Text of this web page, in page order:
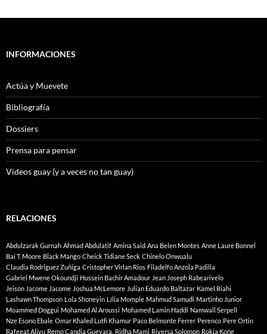
INFORMACIONES
Actúa y Muevete
Bibliografía
Dossiers
Prensa para pensar
Videos guay (y a veces no tan guay)
RELACIONES
Abdulzarak Gurnah Ahmad Abdulatif Amina Said Ana Belen Montes Anne Laure Bonnel
Bai T. Moore Black Mango Cheick Tidiane Seck Chinelo Onwualu
Claudia Rodriguez Zuñiga Cristopher Virlan Rios Filadelfo Anzola Padilla
Gabriel Mwene Okoundji Hussein Bachir Amadour Jean Joseph Rabearivelo
Jeison Jacome Jacome Joshua McLemore Julian Eduardo Baltazar Kamel Riahi
Lashawn Thompson Lola Shoneyin Lília Momple Mahmud Samudi Martinho Junior
Moammed Doggui Mohamed Al Aroussi Mohamed Lamin Haddi Namwall Serpell
Nze Esono Ebale Omar Khaled Lutfi Khamur Paco Belmonte Ferrer Perenco Pere Ortin
Rafeeat Aliyu Remo Candia Guevara. Ridha Mami Riversa Solomon Rokia Kone